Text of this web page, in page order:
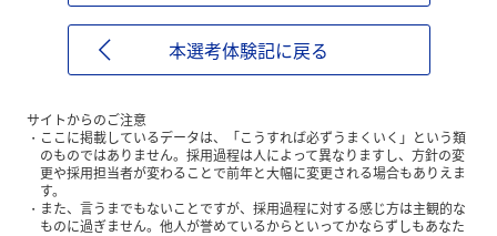
本選考体験記に戻る
サイトからのご注意
ここに掲載しているデータは、「こうすれば必ずうまくいく」という類
のものではありません。採用過程は人によって異なりますし、方針の変
更や採用担当者が変わることで前年と大幅に変更される場合もありえま
す。
また、言うまでもないことですが、採用過程に対する感じ方は主観的な
ものに過ぎません。他人が誉めているからといってかならずしもあなた